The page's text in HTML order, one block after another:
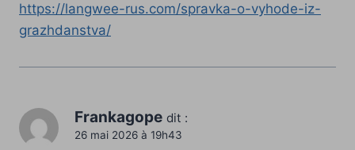
https://langwee-rus.com/spravka-o-vyhode-iz-
grazhdanstva/
Frankagope dit :
26 mai 2026 à 19h43